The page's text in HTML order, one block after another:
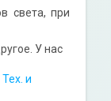
света, при
У нас
Тех. и